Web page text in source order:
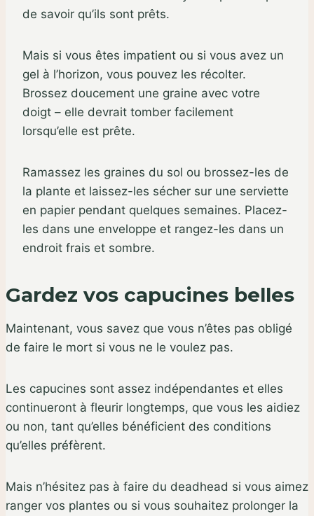
de savoir qu’ils sont prêts.
Mais si vous êtes impatient ou si vous avez un
gel à l’horizon, vous pouvez les récolter.
Brossez doucement une graine avec votre
doigt – elle devrait tomber facilement
lorsqu’elle est prête.
Ramassez les graines du sol ou brossez-les de
la plante et laissez-les sécher sur une serviette
en papier pendant quelques semaines. Placez-
les dans une enveloppe et rangez-les dans un
endroit frais et sombre.
Gardez vos capucines belles
Maintenant, vous savez que vous n’êtes pas obligé
de faire le mort si vous ne le voulez pas.
Les capucines sont assez indépendantes et elles
continueront à fleurir longtemps, que vous les aidiez
ou non, tant qu’elles bénéficient des conditions
qu’elles préfèrent.
Mais n’hésitez pas à faire du deadhead si vous aimez
ranger vos plantes ou si vous souhaitez prolonger la